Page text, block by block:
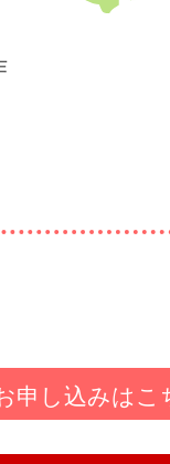
申し込みはこ